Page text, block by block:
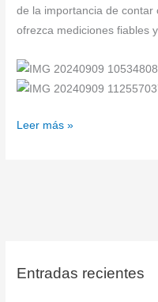
de la importancia de contar
ofrezca mediciones fiables
Leer más »
Entradas recientes